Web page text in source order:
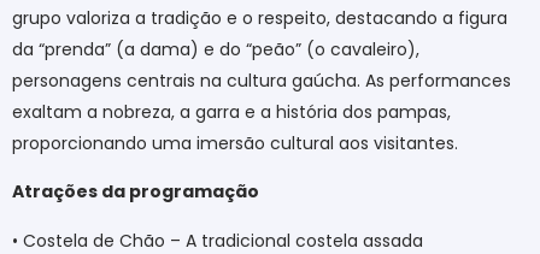
grupo valoriza a tradição e o respeito, destacando a figura
da “prenda” (a dama) e do “peão” (o cavaleiro),
personagens centrais na cultura gaúcha. As performances
exaltam a nobreza, a garra e a história dos pampas,
proporcionando uma imersão cultural aos visitantes.
Atrações da programação
• Costela de Chão – A tradicional costela assada